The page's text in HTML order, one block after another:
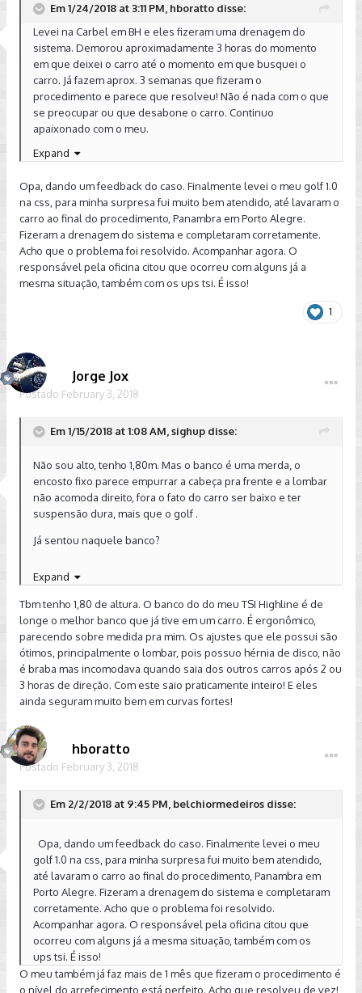
Em 1/24/2018 at 3:11 PM, hboratto disse:
Levei na Carbel em BH e eles fizeram uma drenagem do
sistema. Demorou aproximadamente 3 horas do momento
em que deixei o carro até o momento em que busquei o
carro. Já fazem aprox. 3 semanas que fizeram o
procedimento e parece que resolveu! Não é nada com o que
se preocupar ou que desabone o carro. Continuo
apaixonado com o meu.
Enviado de meu SM-G955F usando Tapatalk
Expand
Opa, dando um feedback do caso. Finalmente levei o meu golf 1.0
na css, para minha surpresa fui muito bem atendido, até lavaram o
carro ao final do procedimento, Panambra em Porto Alegre.
Fizeram a drenagem do sistema e completaram corretamente.
Acho que o problema foi resolvido. Acompanhar agora. O
responsável pela oficina citou que ocorreu com alguns já a
mesma situação, também com os ups tsi. É isso!
1
Jorge Jox
Postado February 3, 2018
Em 1/15/2018 at 1:08 AM, sighup disse:
Não sou alto, tenho 1,80m. Mas o banco é uma merda, o
encosto fixo parece empurrar a cabeça pra frente e a lombar
não acomoda direito, fora o fato do carro ser baixo e ter
suspensão dura, mais que o golf .
Já sentou naquele banco?
Enviado do meu iPhone usando Tapatalk
Expand
Tbm tenho 1,80 de altura. O banco do do meu TSI Highline é de
longe o melhor banco que já tive em um carro. É ergonômico,
parecendo sobre medida pra mim. Os ajustes que ele possui são
ótimos, principalmente o lombar, pois possuo hérnia de disco, não
é braba mas incomodava quando saia dos outros carros após 2 ou
3 horas de direção. Com este saio praticamente inteiro! E eles
ainda seguram muito bem em curvas fortes!
hboratto
Postado February 3, 2018
Em 2/2/2018 at 9:45 PM, belchiormedeiros disse:
Opa, dando um feedback do caso. Finalmente levei o meu
golf 1.0 na css, para minha surpresa fui muito bem atendido,
até lavaram o carro ao final do procedimento, Panambra em
Porto Alegre. Fizeram a drenagem do sistema e completaram
corretamente. Acho que o problema foi resolvido.
Acompanhar agora. O responsável pela oficina citou que
ocorreu com alguns já a mesma situação, também com os
ups tsi. É isso!
O meu também já faz mais de 1 mês que fizeram o procedimento é
o nível do arrefecimento está perfeito. Acho que resolveu de vez!